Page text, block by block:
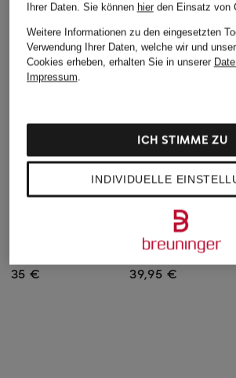
35 €
Triumph
Taillenslip BMU
ILLUSION CURVE
39,95 €
Ihrer Daten. Sie können hierden Einsatz von
Weitere Informationen zu den eingesetzten
Verwendung Ihrer Daten, welche wir und
Cookies erheben, erhalten Sie in unserer
Impressum.
INDIVIDUELLE
ICH STIMME ZU